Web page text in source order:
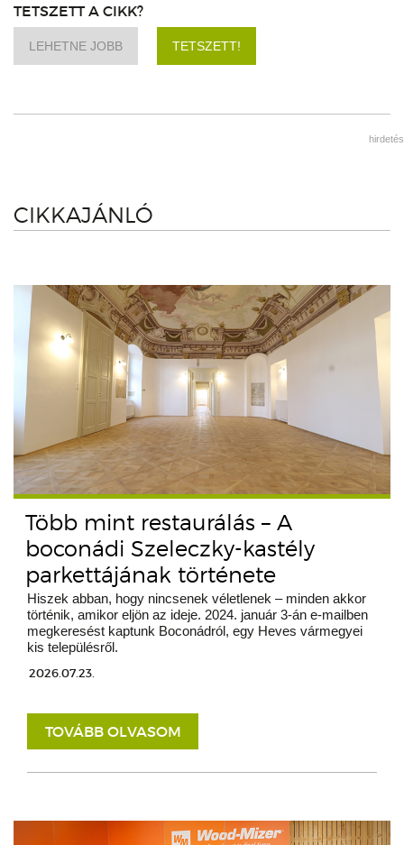
TETSZETT A CIKK?
LEHETNE JOBB TETSZETT!
hirdetés
CIKKAJÁNLÓ
Több mint restaurálás – A
boconádi Szeleczky-kastély
parkettájának története
Hiszek abban, hogy nincsenek véletlenek – minden akkor
történik, amikor eljön az ideje. 2024. január 3-án e-mailben
megkeresést kaptunk Boconádról, egy Heves vármegyei
kis településről.
2026.07.23.
TOVÁBB OLVASOM